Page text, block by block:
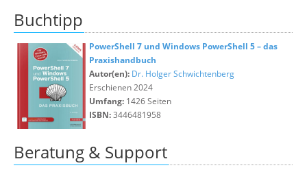
Buchtipp
PowerShell 7 und Windows PowerShell 5 – das
Praxishandbuch
Autor(en): Dr. Holger Schwichtenberg
Erschienen 2024
Umfang: 1426 Seiten
ISBN:3446481958
Beratung & Support